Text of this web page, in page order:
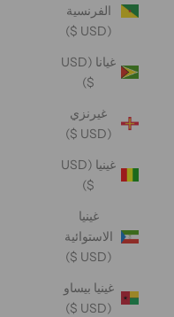
الفرنسية
(USD $)
غيانا (USD
$)
غيرنزي
(USD $)
غينيا (USD
$)
غينيا
الاستوائية
(USD $)
غينيا بيساو
(USD $)